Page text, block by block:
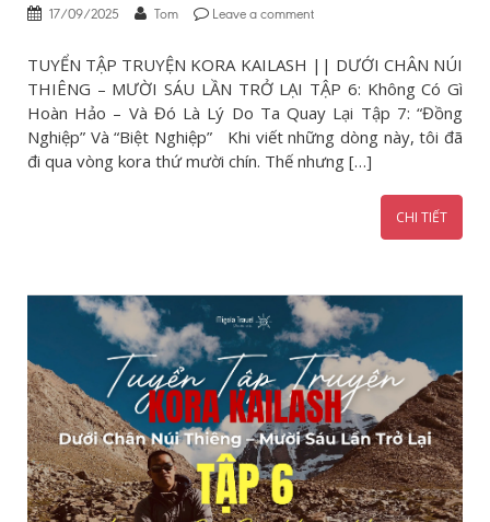
17/09/2025 Tom Leave a comment
TUYỂN TẬP TRUYỆN KORA KAILASH || DƯỚI CHÂN NÚI
THIÊNG – MƯỜI SÁU LẦN TRỞ LẠI TẬP 6: Không Có Gì
Hoàn Hảo – Và Đó Là Lý Do Ta Quay Lại Tập 7: “Đồng
Nghiệp” Và “Biệt Nghiệp” Khi viết những dòng này, tôi đã
đi qua vòng kora thứ mười chín. Thế nhưng […]
CHI TIẾT